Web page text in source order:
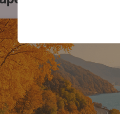
платформе путем